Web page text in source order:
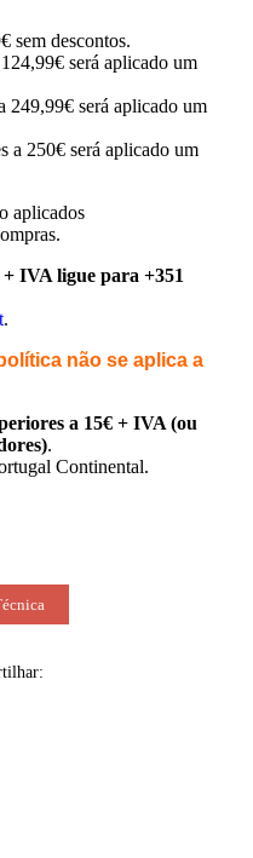
sem descontos.
será aplicado um
249,99€ será aplicado um
a 250€ será aplicado um
aplicados
IVA ligue para +351
.
não se aplica a
a 15€ + IVA (ou
.
Continental.